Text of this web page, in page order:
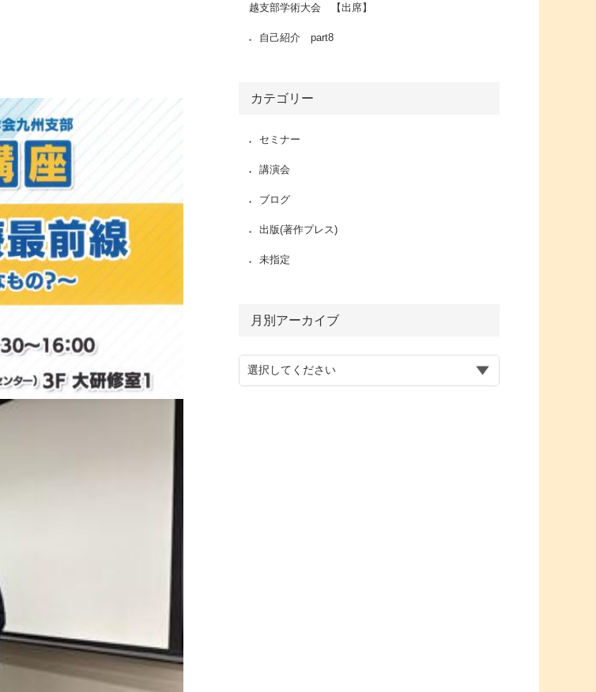
越支部学術大会 【出席】
自己紹介 part8
カテゴリー
セミナー
講演会
ブログ
出版(著作プレス)
未指定
月別アーカイブ